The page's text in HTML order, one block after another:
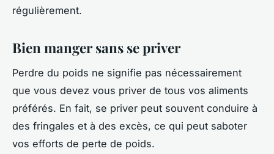
régulièrement.
Bien manger sans se priver
Perdre du poids ne signifie pas nécessairement
que vous devez vous priver de tous vos aliments
préférés. En fait, se priver peut souvent conduire à
des fringales et à des excès, ce qui peut saboter
vos efforts de perte de poids.